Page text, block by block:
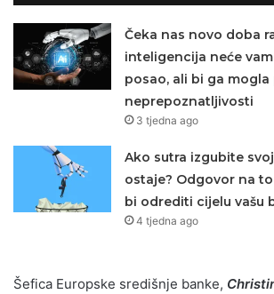
Čeka nas novo doba
inteligencija neće
posao, ali bi ga
neprepoznatljivosti
3 tjedna ago
Ako sutra izgubite
ostaje? Odgovor na
bi odrediti cijelu vašu
4 tjedna ago
Šefica Europske središnje banke,